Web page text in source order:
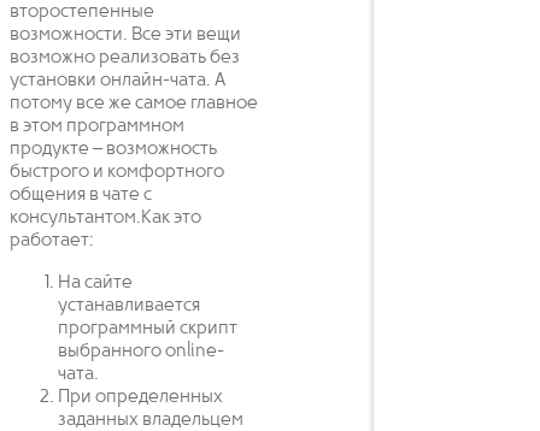
второстепенные
возможности. Все эти вещи
возможно реализовать без
установки онлайн-чата. А
потому все же самое главное
в этом программном
продукте – возможность
быстрого и комфортного
общения в чате с
консультантом.Как это
работает:
На сайте
устанавливается
программный скрипт
выбранного online-
чата.
При определенных
заданных владельцем